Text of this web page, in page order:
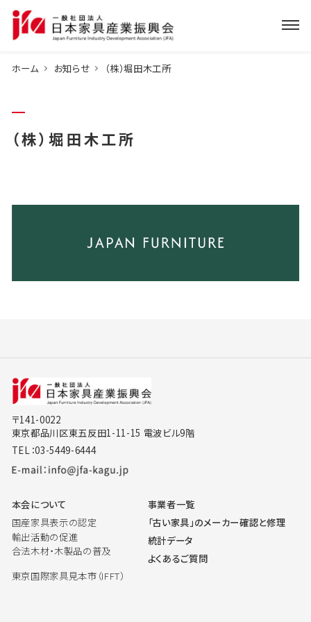
ホーム お知らせ （株）堀田木工所
（株）堀田木工所
〒141-0022
東京都品川区東五反田1-11-15 電波ビル9階
TEL：03-5449-6444
本会について
国産家具表示の認定
輸出活動の促進
合法木材・木製品の普及
東京国際家具見本市（IFFT）
事業者一覧
「古い家具」のメーカー確認と修理
統計データ
よくあるご質問